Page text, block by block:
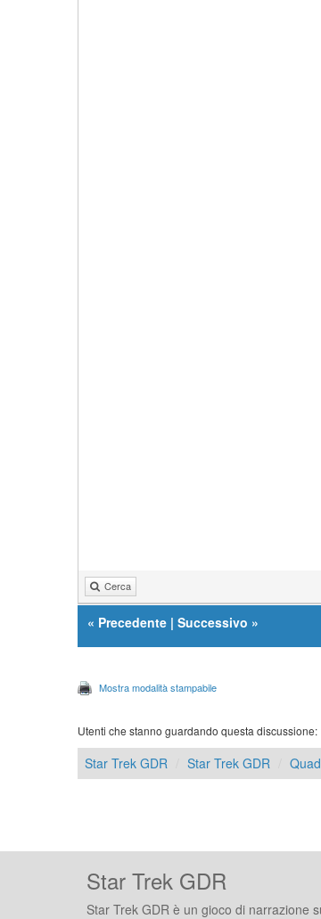
Cerca
« Precedente | Successivo »
Mostra modalità stampabile
Utenti che stanno guardando questa discussione:
Star Trek GDR Star Trek GDR
Star Trek GDR
Star Trek GDR è un gioco di narrazione